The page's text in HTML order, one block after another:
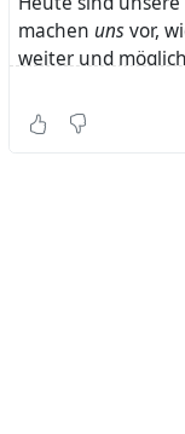
machen unsvor,
weiter und
den Großstädten,
Ich müsste die